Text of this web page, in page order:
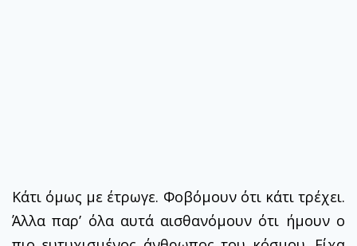
Κάτι όμως με έτρωγε. Φοβόμουν ότι κάτι τρέχει.
Άλλα παρ’ όλα αυτά αισθανόμουν ότι ήμουν ο